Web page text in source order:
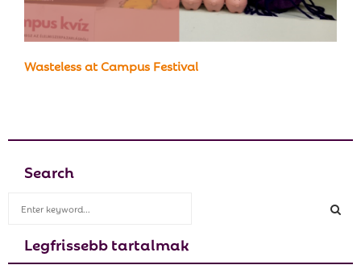
Wasteless at Campus Festival
Search
Legfrissebb tartalmak